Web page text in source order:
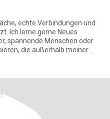
echte Verbindungen und
Ich lerne gerne Neues
die außerhalb meiner